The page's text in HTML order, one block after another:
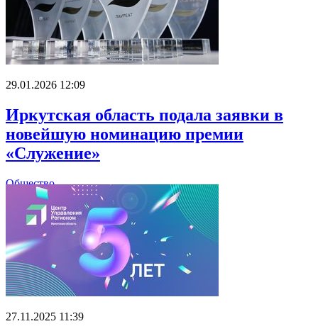
29.01.2026 12:09
Иркутская область подала заявки в
новейшую номинацию премии
«Служение»
Общество
27.11.2025 11:39